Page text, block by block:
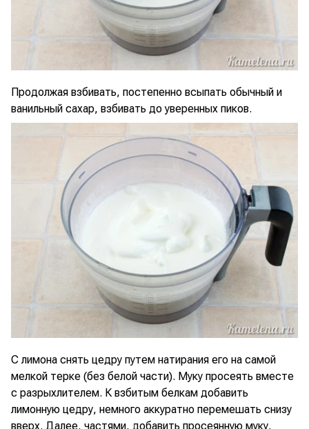
Продолжая взбивать, постепенно всыпать обычный и
ванильный сахар, взбивать до уверенных пиков.
С лимона снять цедру путем натирания его на самой
мелкой терке (без белой части). Муку просеять вместе
с разрыхлителем. К взбитым белкам добавить
лимонную цедру, немного аккуратно перемешать снизу
вверх. Далее, частями, добавить просеянную муку,